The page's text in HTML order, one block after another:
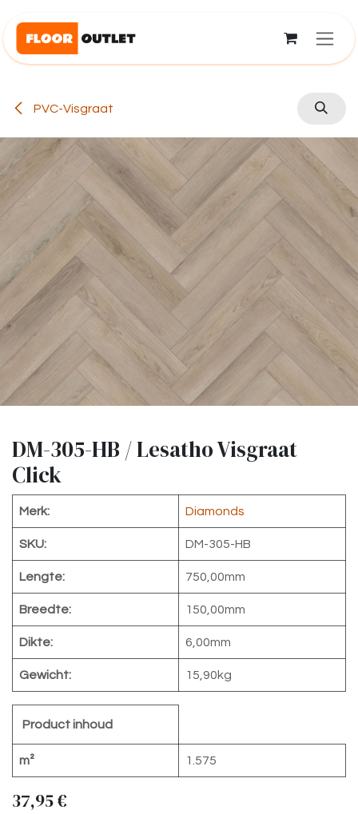
PVC-Visgraat
DM-305-HB / Lesatho Visgraat
Click
Merk: Diamonds
SKU: DM-305-HB
Lengte: 750,00mm
Breedte: 150,00mm
Dikte: 6,00mm
Gewicht: 15,90kg
Product inhoud
m² 1.575
37,95€